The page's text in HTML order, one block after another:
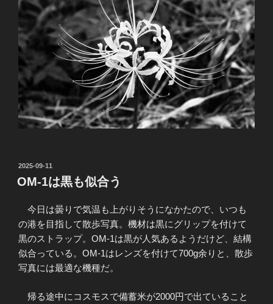
投
稿
日:
2025-09-11
OM-1は黒も似合う
今日は曇りで気温も上がりそうになかたので、いつも
の港を目指して散歩写真。機材は黒にグリップを付けて
黒のストラップ。OM-1は黒が人気あるようだけど、結構
似合っている。OM-1はレンズを付けて700g余りと、散歩
写真には最適な機種だ。
帰る途中にコスモスで備蓄米が2000円で出ていること